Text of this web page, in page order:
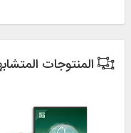
المنتوجات